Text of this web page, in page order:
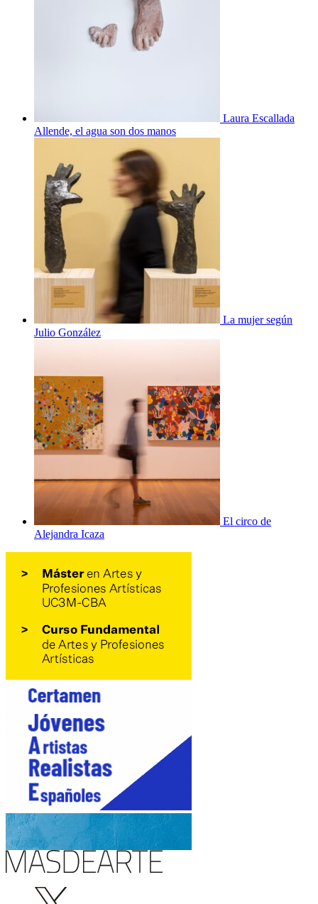
Laura Escallada
Allende, el agua son dos manos
La mujer según
Julio González
El circo de
Alejandra Icaza